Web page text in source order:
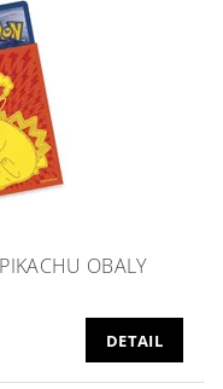
OBALY
DETAIL